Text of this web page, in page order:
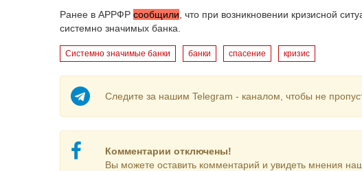
Ранее в АРРФР сообщили , что при возникновении кризисной
системно значимых банка.
Системно значимые банки банки спасение кризис
Следите за нашим Telegram - каналом, чтобы не
Комментарии отключены!
Вы можете оставить комментарий и увидеть мнения